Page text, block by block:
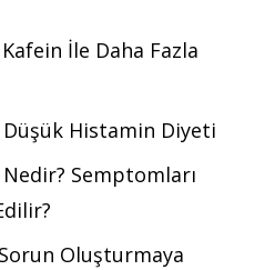
Kafein İle Daha Fazla
Histamin Diyeti
Semptomları
Oluşturmaya